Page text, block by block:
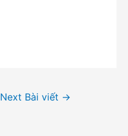
Next Bài viết →